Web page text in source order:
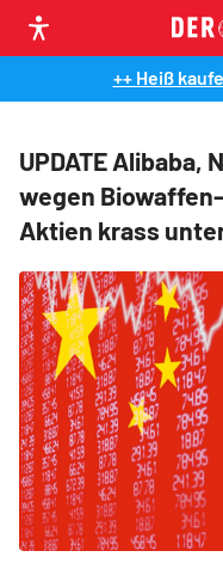
++ Heiß
UPDATE Alibaba,
wegen
Aktien krass